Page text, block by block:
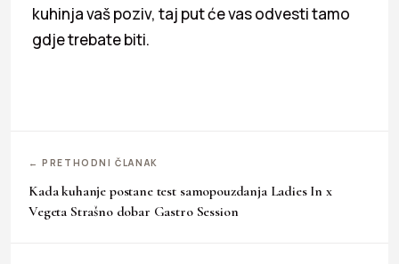
kuhinja vaš poziv, taj put će vas odvesti tamo
gdje trebate biti.
← PRETHODNI ČLANAK
Kada kuhanje postane test samopouzdanja Ladies In x
Vegeta Strašno dobar Gastro Session